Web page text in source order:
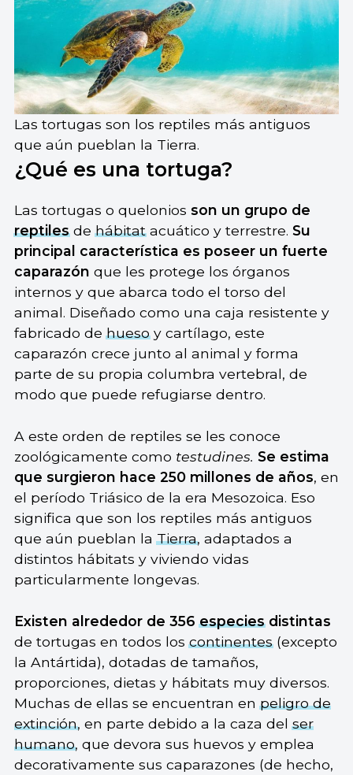
Las tortugas son los reptiles más antiguos
que aún pueblan la Tierra.
¿Qué es una tortuga?
Las tortugas o quelonios son un grupo de
reptilesdehábitatacuático y terrestre. Su
principal característica es poseer un fuerte
caparazón que les protege los órganos
internos y que abarca todo el torso del
animal. Diseñado como una caja resistente y
fabricado dehuesoy cartílago, este
caparazón crece junto al animal y forma
parte de su propia columbra vertebral, de
modo que puede refugiarse dentro.
A este orden de reptiles se les conoce
zoológicamente como testudines. Se estima
que surgieron hace 250 millones de años, en
el período Triásico de la era Mesozoica. Eso
significa que son los reptiles más antiguos
que aún pueblan laTierra, adaptados a
distintos hábitats y viviendo vidas
particularmente longevas.
Existen alrededor de 356especiesdistintas
de tortugas en todos loscontinentes(excepto
la Antártida), dotadas de tamaños,
proporciones, dietas y hábitats muy diversos.
Muchas de ellas se encuentran enpeligro de
extinción, en parte debido a la caza delser
humano, que devora sus huevos y emplea
decorativamente sus caparazones (de hecho,